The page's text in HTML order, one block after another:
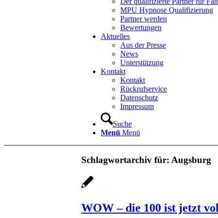
MPU Hypnose Qualifizierung
Partner werden
Bewertungen
Aktuelles
Aus der Presse
News
Unterstützung
Kontakt
Kontakt
Rückrufservice
Datenschutz
Impressum
Suche
Menü Menü
Schlagwortarchiv für: Augsburg
WOW – die 100 ist jetzt